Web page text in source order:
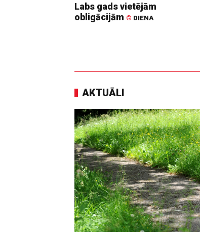
Labs gads vietējām
obligācijām © DIENA
AKTUĀLI